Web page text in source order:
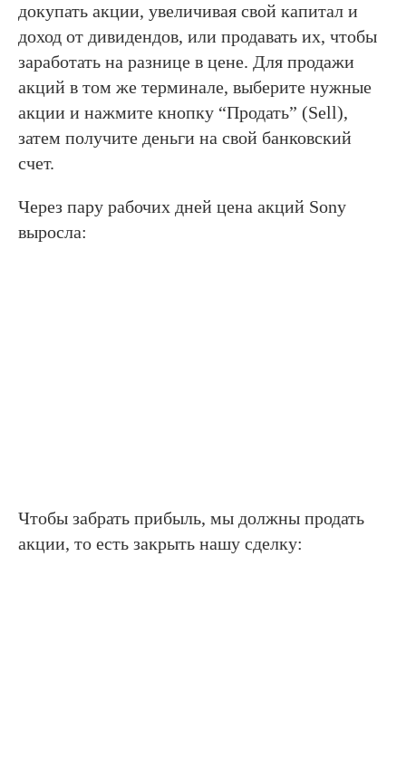
докупать акции, увеличивая свой капитал и
доход от дивидендов, или продавать их, чтобы
заработать на разнице в цене. Для продажи
акций в том же терминале, выберите нужные
акции и нажмите кнопку “Продать” (Sell),
затем получите деньги на свой банковский
счет.
Через пару рабочих дней цена акций Sony
выросла:
Чтобы забрать прибыль, мы должны продать
акции, то есть закрыть нашу сделку: